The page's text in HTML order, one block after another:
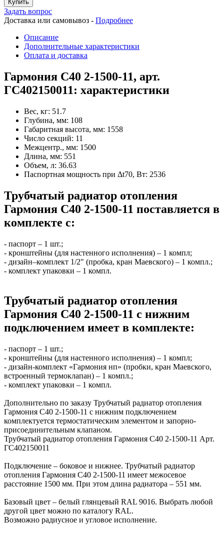
Купить
Задать вопрос
Доставка или самовывоз - Подробнее
Описание
Дополнительные характеристики
Оплата и доставка
Гармония С40 2-1500-11, арт.
ГС402150011: характеристики
Вес, кг: 51.7
Глубина, мм: 108
Габаритная высота, мм: 1558
Число секций: 11
Межцентр., мм: 1500
Длина, мм: 551
Объем, л: 36.63
Паспортная мощность при Δt70, Вт: 2536
Трубчатый радиатор отопления
Гармония С40 2-1500-11 поставляется в
комплекте с:
- паспорт – 1 шт.;
- кронштейны (для настенного исполнения) – 1 компл;
- дизайн–комплект 1/2" (пробка, кран Маевского) – 1 компл.;
- комплект упаковки – 1 компл.
Трубчатый радиатор отопления
Гармония С40 2-1500-11 с нижним
подключением имеет в комплекте:
- паспорт – 1 шт.;
- кронштейны (для настенного исполнения) – 1 компл;
- дизайн-комплект «Гармония нп» (пробки, кран Маевского,
встроенный термоклапан) – 1 компл.;
- комплект упаковки – 1 компл.
Дополнительно по заказу Трубчатый радиатор отопления
Гармония С40 2-1500-11 с нижним подключением
комплектуется термостатическим элементом и запорно-
присоединительным клапаном.
Трубчатый радиатор отопления Гармония С40 2-1500-11 Арт.
ГС402150011
Подключение – боковое и нижнее. Трубчатый радиатор
отопления Гармония С40 2-1500-11 имеет межосевое
расстояние 1500 мм. При этом длина радиатора – 551 мм.
Базовый цвет – белый глянцевый RAL 9016. Выбрать любой
другой цвет можно по каталогу RAL.
Возможно радиусное и угловое исполнение.